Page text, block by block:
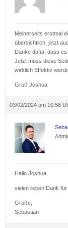
Meinerseits erstmal
übersichtlich, jetzt
Danke dafür, dass
Jetzt muss diese
wirklich Effektiv
Gruß Joshua
03/02/2024 um 10:58
Hallo Joshua,
vielen lieben Dank
Grüße,
Sebastian